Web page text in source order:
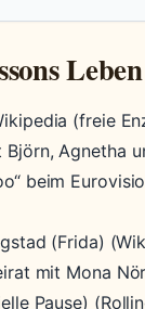
Leben
(freie
Björn, Agnetha
beim
(Frida)
mit Mona
Pause)